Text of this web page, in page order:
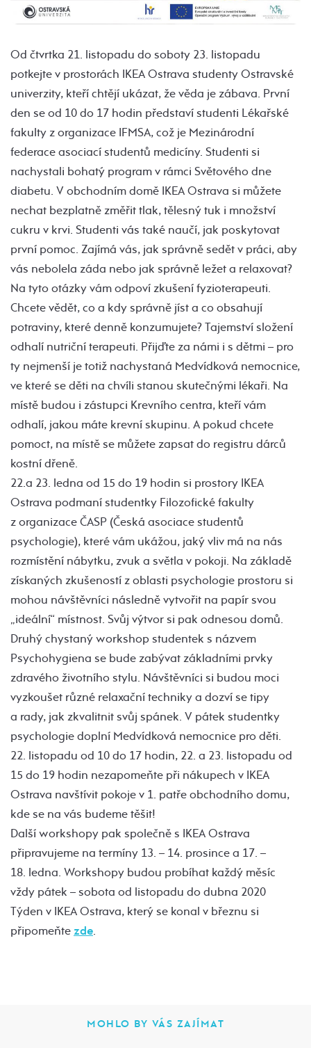
Od čtvrtka 21. listopadu do soboty 23. listopadu
potkejte v prostorách IKEA Ostrava studenty Ostravské
univerzity, kteří chtějí ukázat, že věda je zábava. První
den se od 10 do 17 hodin představí studenti Lékařské
fakulty z organizace IFMSA, což je Mezinárodní
federace asociací studentů medicíny. Studenti si
nachystali bohatý program v rámci Světového dne
diabetu. V obchodním domě IKEA Ostrava si můžete
nechat bezplatně změřit tlak, tělesný tuk i množství
cukru v krvi. Studenti vás také naučí, jak poskytovat
první pomoc. Zajímá vás, jak správně sedět v práci, aby
vás nebolela záda nebo jak správně ležet a relaxovat?
Na tyto otázky vám odpoví zkušení fyzioterapeuti.
Chcete vědět, co a kdy správně jíst a co obsahují
potraviny, které denně konzumujete? Tajemství složení
odhalí nutriční terapeuti. Přijďte za námi i s dětmi – pro
ty nejmenší je totiž nachystaná Medvídková nemocnice,
ve které se děti na chvíli stanou skutečnými lékaři. Na
místě budou i zástupci Krevního centra, kteří vám
odhalí, jakou máte krevní skupinu. A pokud chcete
pomoct, na místě se můžete zapsat do registru dárců
kostní dřeně.
22.a 23. ledna od 15 do 19 hodin si prostory IKEA
Ostrava podmaní studentky Filozofické fakulty
z organizace ČASP (Česká asociace studentů
psychologie), které vám ukážou, jaký vliv má na nás
rozmístění nábytku, zvuk a světla v pokoji. Na základě
získaných zkušeností z oblasti psychologie prostoru si
mohou návštěvníci následně vytvořit na papír svou
„ideální“ místnost. Svůj výtvor si pak odnesou domů.
Druhý chystaný workshop studentek s názvem
Psychohygiena se bude zabývat základními prvky
zdravého životního stylu. Návštěvníci si budou moci
vyzkoušet různé relaxační techniky a dozví se tipy
a rady, jak zkvalitnit svůj spánek. V pátek studentky
psychologie doplní Medvídková nemocnice pro děti.
22. listopadu od 10 do 17 hodin, 22. a 23. listopadu od
15 do 19 hodin nezapomeňte při nákupech v IKEA
Ostrava navštívit pokoje v 1. patře obchodního domu,
kde se na vás budeme těšit!
Další workshopy pak společně s IKEA Ostrava
připravujeme na termíny 13. – 14. prosince a 17. –
18. ledna. Workshopy budou probíhat každý měsíc
vždy pátek – sobota od listopadu do dubna 2020
Týden v IKEA Ostrava, který se konal v březnu si
připomeňtezde.
MOHLO BY VÁS ZAJÍMAT